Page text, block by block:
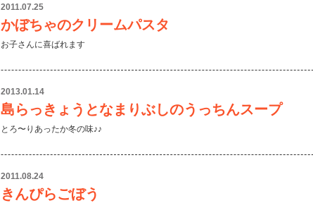
2011.07.25
かぼちゃのクリームパスタ
お子さんに喜ばれます
2013.01.14
島らっきょうとなまりぶしのうっちんスープ
とろ〜りあったか冬の味♪♪
2011.08.24
きんぴらごぼう